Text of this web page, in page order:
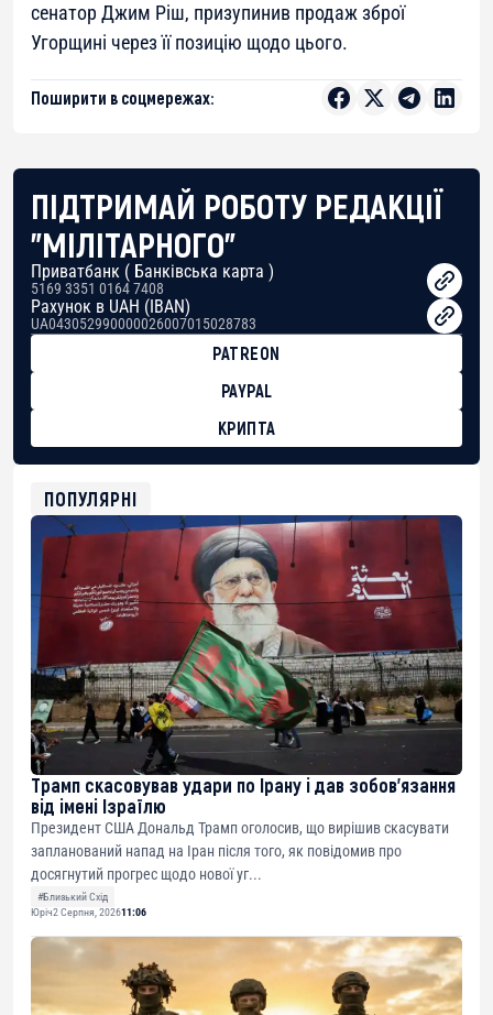
сенатор Джим Ріш, призупинив продаж зброї
Угорщині через її позицію щодо цього.
Поширити в соцмережах:
ПІДТРИМАЙ РОБОТУ РЕДАКЦІЇ
"МІЛІТАРНОГО"
Приватбанк ( Банківська карта )
5169 3351 0164 7408
Рахунок в UAH (IBAN)
UA043052990000026007015028783
PATREON
PAYPAL
КРИПТА
USDT
0x8676644fA7B6d328310283cAC1065Ae01d97CEe7
ETH
0xfD02863D3289416fcF50975c9DFda13623f97758
ПОПУЛЯРНІ
Трамп скасовував удари по Ірану і дав зобов’язання
від імені Ізраїлю
Президент США Дональд Трамп оголосив, що вирішив скасувати
запланований напад на Іран після того, як повідомив про
досягнутий прогрес щодо нової уг...
#Близький Схід
Юріч2 Серпня, 202611:06